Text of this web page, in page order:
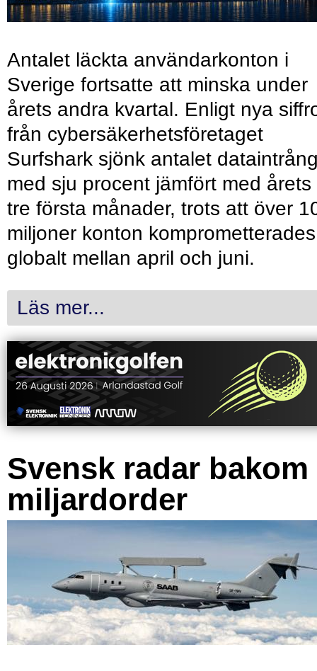
Antalet läckta användarkonton i
Sverige fortsatte att minska under
årets andra kvartal. Enligt nya
från cybersäkerhetsföretaget
Surfshark sjönk antalet
med sju procent jämfört med årets
tre första månader, trots att över
miljoner konton komprometterades
globalt mellan april och juni.
Läs mer...
Svensk radar bakom
miljardorder